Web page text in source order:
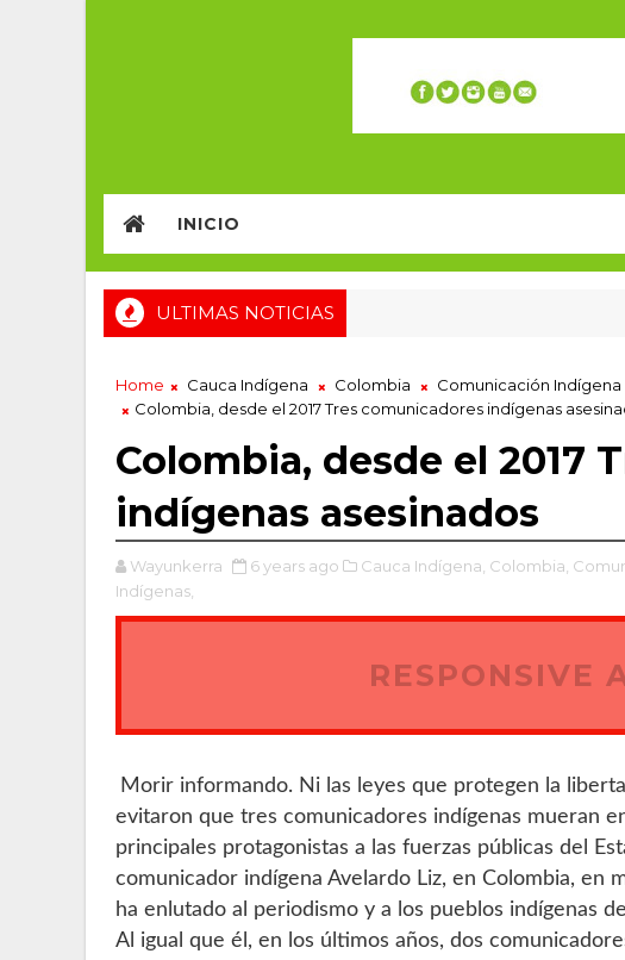
INICIO
ULTIMAS NOTICIAS
Home Cauca Indígena Colombia Comunicación Indígena
Colombia, desde el 2017 Tres comunicadores indígenas
Colombia, desde el 2017
indígenas asesinados
Wayunkerra 6 years ago Cauca Indígena, Colombia,
Indígenas,
RESPONSIVE
Morir informando. Ni las leyes que protegen la
evitaron que tres comunicadores indígenas mueran
principales protagonistas a las fuerzas públicas del
comunicador indígena Avelardo Liz, en Colombia, en
ha enlutado al periodismo y a los pueblos indígenas
Al igual que él, en los últimos años, dos